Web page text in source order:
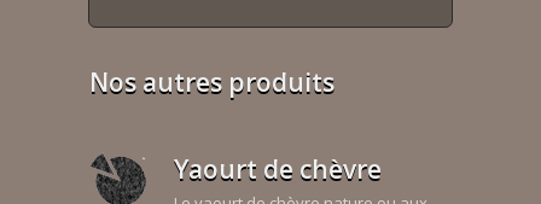
Nos autres produits
Yaourt de chèvre